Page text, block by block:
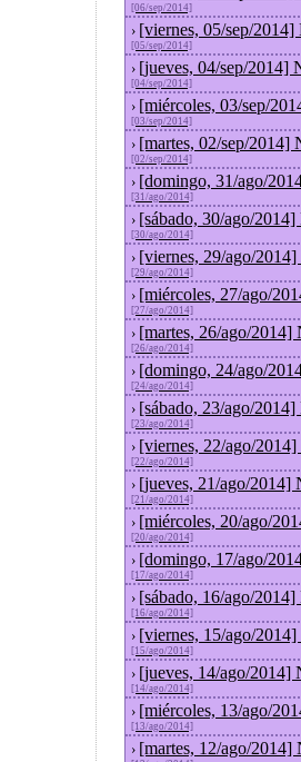
[06/sep/2014]
› [viernes, 05/sep/
[05/sep/2014]
› [jueves, 04/sep/2014]
[04/sep/2014]
› [miércoles, 03/sep/
[03/sep/2014]
› [martes, 02/sep/2014]
[02/sep/2014]
› [domingo, 31/ago/
[31/ago/2014]
› [sábado, 30/ago/
[30/ago/2014]
› [viernes, 29/ago/
[29/ago/2014]
› [miércoles, 27/ago/
[27/ago/2014]
› [martes, 26/ago/2014]
[26/ago/2014]
› [domingo, 24/ago/
[24/ago/2014]
› [sábado, 23/ago/
[23/ago/2014]
› [viernes, 22/ago/
[22/ago/2014]
› [jueves, 21/ago/2014]
[21/ago/2014]
› [miércoles, 20/ago/
[20/ago/2014]
› [domingo, 17/ago/
[17/ago/2014]
› [sábado, 16/ago/
[16/ago/2014]
› [viernes, 15/ago/
[15/ago/2014]
› [jueves, 14/ago/2014]
[14/ago/2014]
› [miércoles, 13/ago/
[13/ago/2014]
› [martes, 12/ago/2014]